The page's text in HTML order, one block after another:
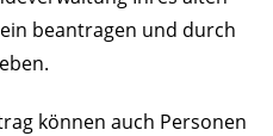
beantragen und durch
können auch Personen